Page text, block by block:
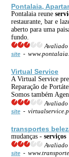
Pontalaia,
Pontalaia reune
restaurante, bar e
aberto para uma
fundo.
Avaliado
site -
Virtual Service
A Virtual Service
Reparação de
Somos também
Avaliado
site -
transportes
mudanças - serviços
Avaliado
site -